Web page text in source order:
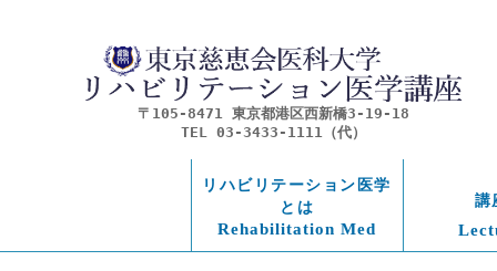
〒105-8471 東京都港区西新橋3-19-18
TEL 03-3433-1111（代）
リハビリテーション医学
とは
Rehabilitation Med
講